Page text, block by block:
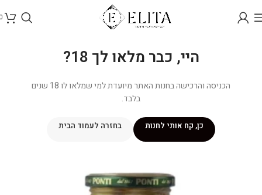
היי, כבר מלאו לך 18?
הכניסה והרכישה בחנות האתר מיועדת למי שמלאו לו 18 שנים
בלבד.
כן, קח אותי לחנות בחזרה לעמוד הבית